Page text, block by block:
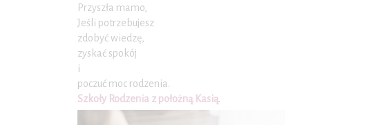
Przyszła mamo,
Jeśli potrzebujesz
zdobyć wiedzę,
zyskać spokój
i
poczuć moc rodzenia.
Szkoły Rodzenia z położną Kasią.